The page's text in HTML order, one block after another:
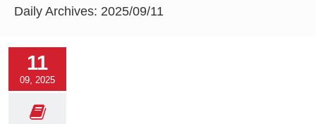
Daily Archives: 2025/09/11
11
09, 2025